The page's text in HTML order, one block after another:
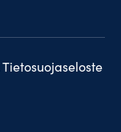
Tietosuojaseloste